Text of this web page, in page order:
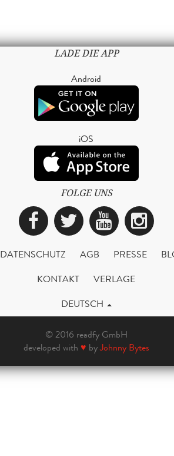
LADE DIE APP
Android
iOS
FOLGE UNS
Facebook
Twitter
DATENSCHUTZ AGB PRESSE
KONTAKT
VERLAGE
DEUTSCH
© 2016 readfy GmbH
developed with ♥ byJohnny Bytes